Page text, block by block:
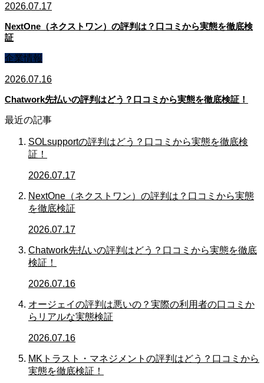
2026.07.17
NextOne（ネクストワン）の評判は？口コミから実態を徹底検
証
企業情報
2026.07.16
Chatwork先払いの評判はどう？口コミから実態を徹底検証！
最近の記事
SOLsupportの評判はどう？口コミから実態を徹底検
証！
2026.07.17
NextOne（ネクストワン）の評判は？口コミから実態
を徹底検証
2026.07.17
Chatwork先払いの評判はどう？口コミから実態を徹底
検証！
2026.07.16
オージェイの評判は悪いの？実際の利用者の口コミか
らリアルな実態検証
2026.07.16
MKトラスト・マネジメントの評判はどう？口コミから
実態を徹底検証！